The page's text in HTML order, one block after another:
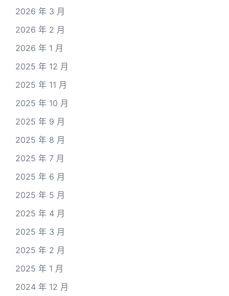
2026 年 3 月
2026 年 2 月
2026 年 1 月
2025 年 12 月
2025 年 11 月
2025 年 10 月
2025 年 9 月
2025 年 8 月
2025 年 7 月
2025 年 6 月
2025 年 5 月
2025 年 4 月
2025 年 3 月
2025 年 2 月
2025 年 1 月
2024 年 12 月